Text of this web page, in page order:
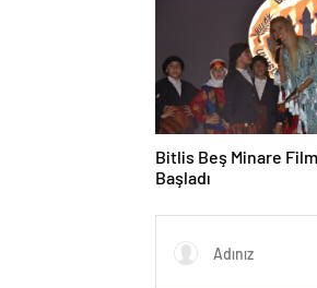
Bitlis Beş Minare
Başladı